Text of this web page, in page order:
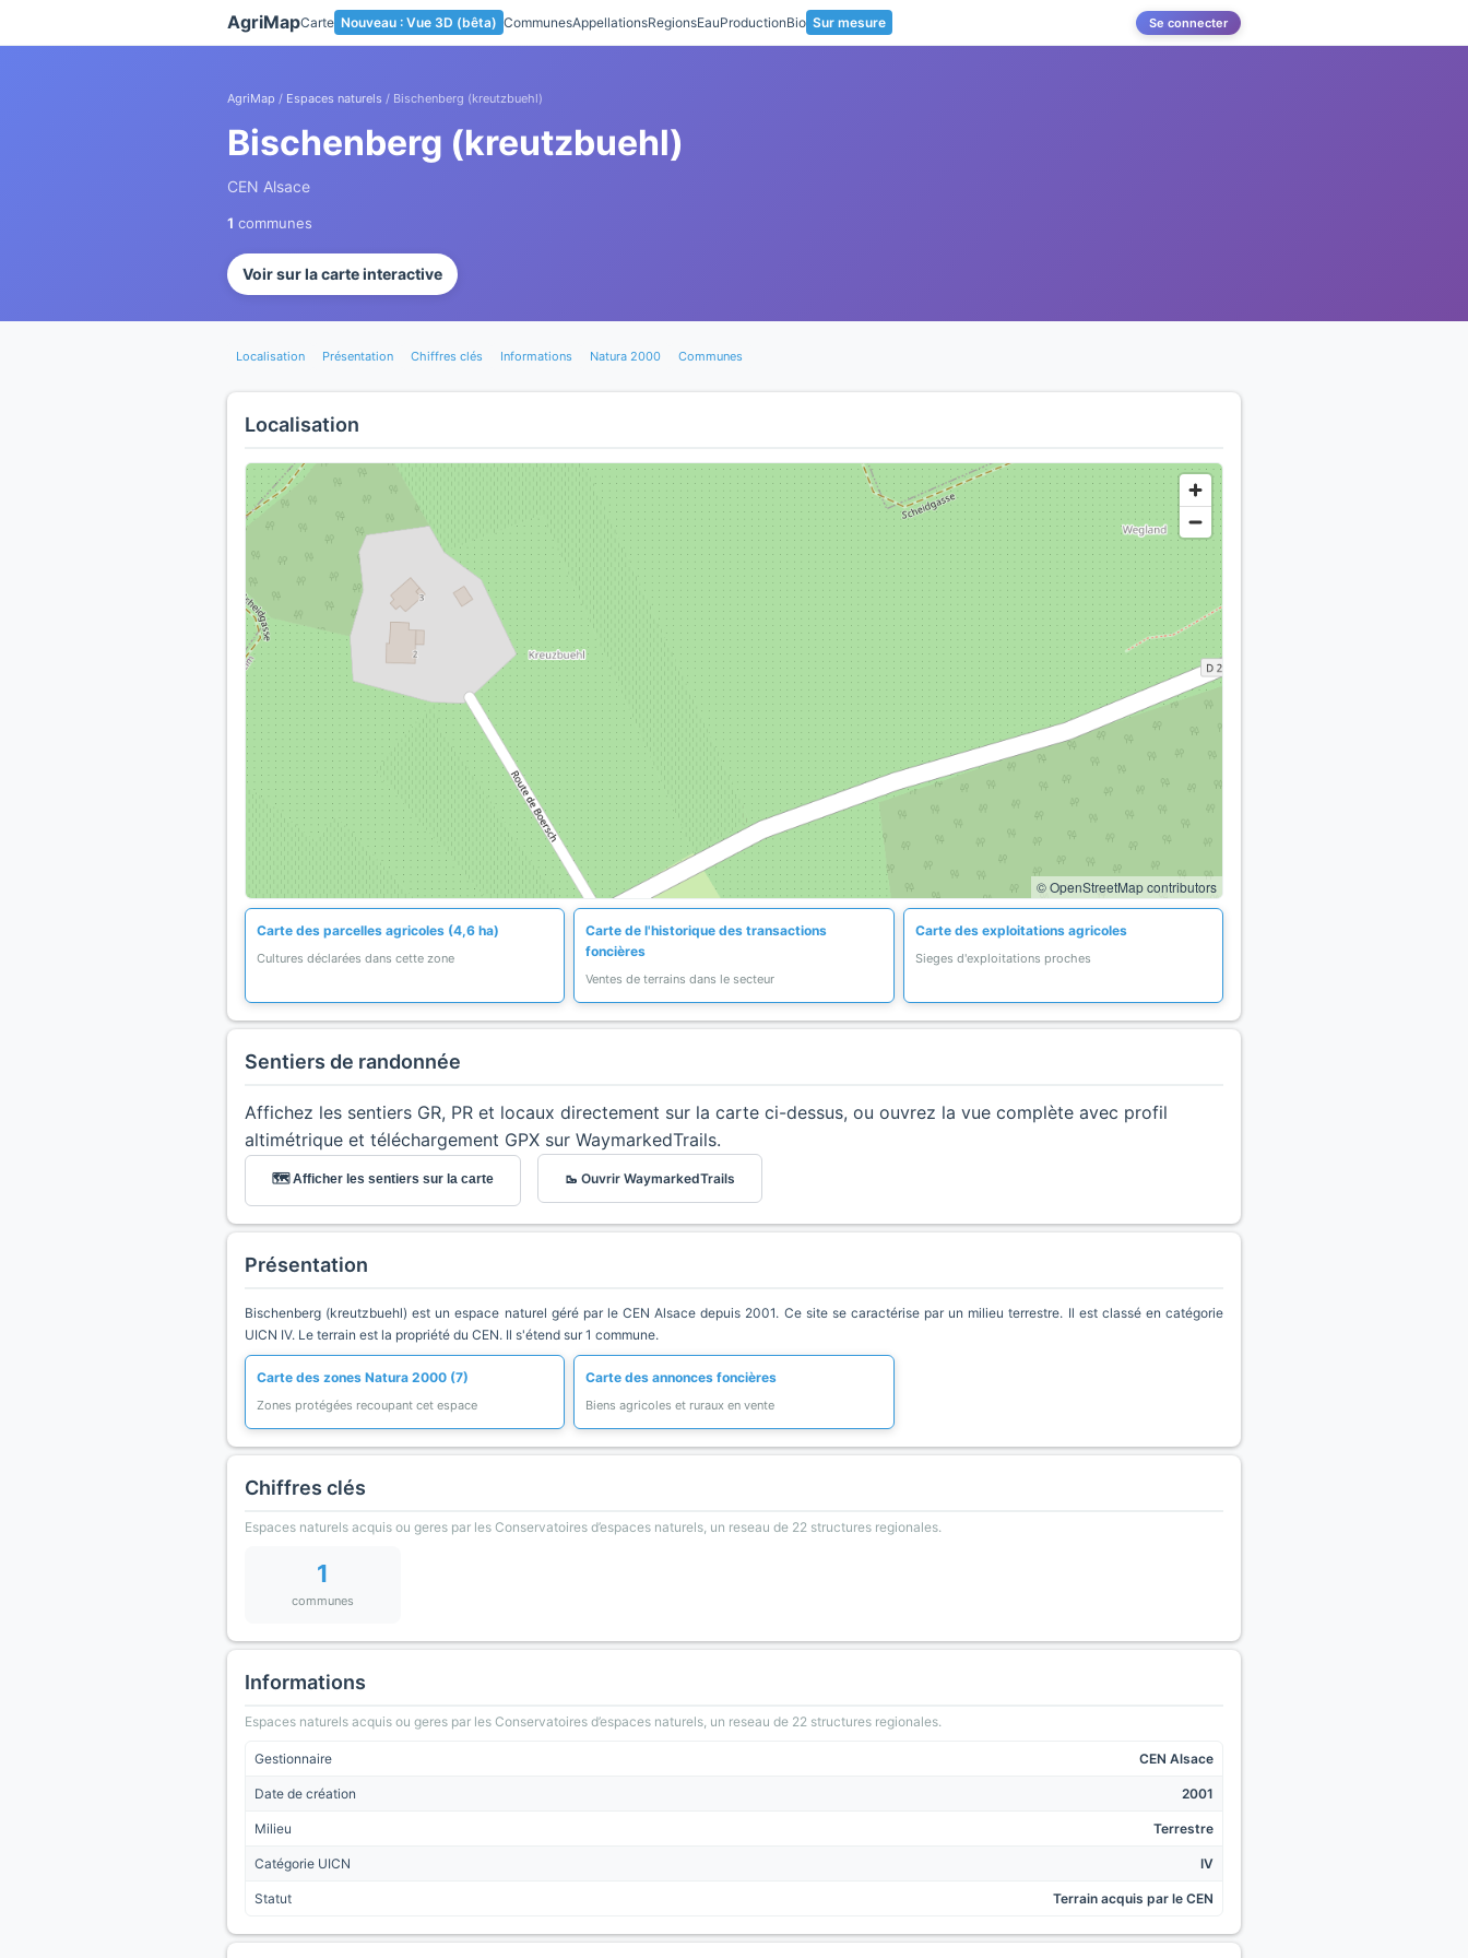
AgriMapCarte Nouveau : Vue 3D (bêta) CommunesAppellationsRegionsEauProductionBio Sur mesure Se connecter
AgriMap / Espaces naturels / Bischenberg (kreutzbuehl)
Bischenberg (kreutzbuehl)
CEN Alsace
1 communes
Voir sur la carte interactive
Localisation Présentation Chiffres clés Informations Natura 2000 Communes
Localisation
© OpenStreetMap contributors
Carte des parcelles agricoles (4,6 ha)
Cultures déclarées dans cette zone
Carte de l'historique des transactions
foncières
Ventes de terrains dans le secteur
Carte des exploitations agricoles
Sieges d'exploitations proches
Sentiers de randonnée
Affichez les sentiers GR, PR et locaux directement sur la carte ci-dessus, ou ouvrez la vue complète avec profil
altimétrique et téléchargement GPX sur WaymarkedTrails.
🗺️ Afficher les sentiers sur la carte 🥾 Ouvrir WaymarkedTrails
Présentation
Bischenberg (kreutzbuehl) est un espace naturel géré par le CEN Alsace depuis 2001. Ce site se caractérise par un milieu terrestre. Il est classé en catégorie
UICN IV. Le terrain est la propriété du CEN. Il s'étend sur 1 commune.
Carte des zones Natura 2000 (7)
Zones protégées recoupant cet espace
Carte des annonces foncières
Biens agricoles et ruraux en vente
Chiffres clés
Espaces naturels acquis ou geres par les Conservatoires d’espaces naturels, un reseau de 22 structures regionales.
1
communes
Informations
Espaces naturels acquis ou geres par les Conservatoires d’espaces naturels, un reseau de 22 structures regionales.
Gestionnaire CEN Alsace
Date de création 2001
Milieu Terrestre
Catégorie UICN IV
Statut Terrain acquis par le CEN
Panneau de gestion des cookies